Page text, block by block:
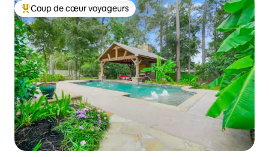
Coups de cœur voyageurs les plus appréciés
Coup de cœur voyageurs